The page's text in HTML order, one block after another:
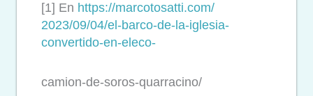
[1] En https://marcotosatti.com/
2023/09/04/el-barco-de-la-iglesia-
convertido-en-eleco-
camion-de-soros-quarracino/